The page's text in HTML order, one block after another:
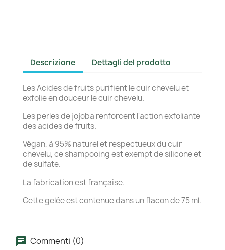
Descrizione Dettagli del prodotto
Les Acides de fruits purifient le cuir chevelu et
exfolie en douceur le cuir chevelu.
Les perles de jojoba renforcent l'action exfoliante
des acides de fruits.
Végan, à 95% naturel et respectueux du cuir
chevelu, ce shampooing est exempt de silicone et
de sulfate.
La fabrication est française.
Cette gelée est contenue dans un flacon de 75 ml.
Commenti (0)